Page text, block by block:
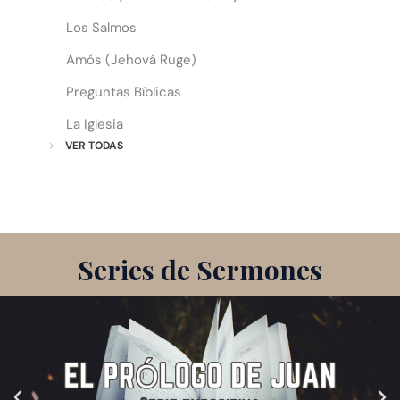
Los Salmos
Amós (Jehová Ruge)
Preguntas Bíblicas
La Iglesia
VER TODAS
Series de Sermones